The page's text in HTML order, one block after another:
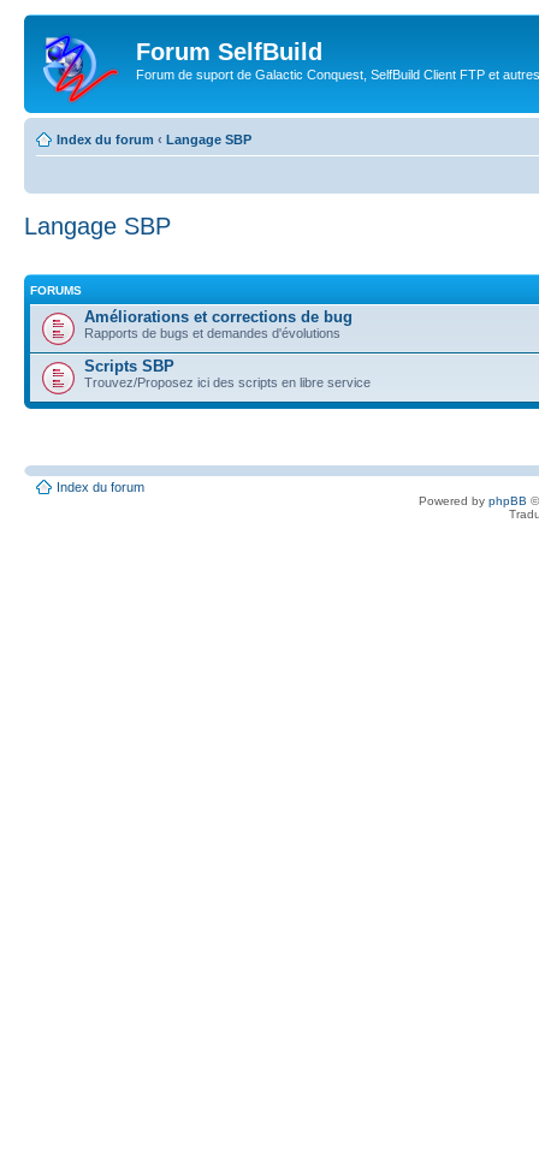
Forum SelfBuild
Forum de suport de Galactic Conquest, SelfBuild Client FTP et
Index du forum ‹ Langage SBP
Langage SBP
FORUMS
Améliorations et corrections de bug
Rapports de bugs et demandes d'évolutions
Scripts SBP
Trouvez/Proposez ici des scripts en libre service
Index du forum
Powered by phpBB